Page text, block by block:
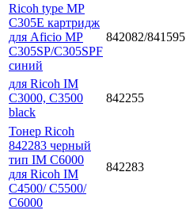
Ricoh type MP
C305E картридж
для Aficio MP
C305SP/C305SPF
синий
842082/841595
для Ricoh IM
C3000, C3500
black
842255
Тонер Ricoh
842283 черный
тип IM C6000
для Ricoh IM
C4500/ C5500/
C6000
842283